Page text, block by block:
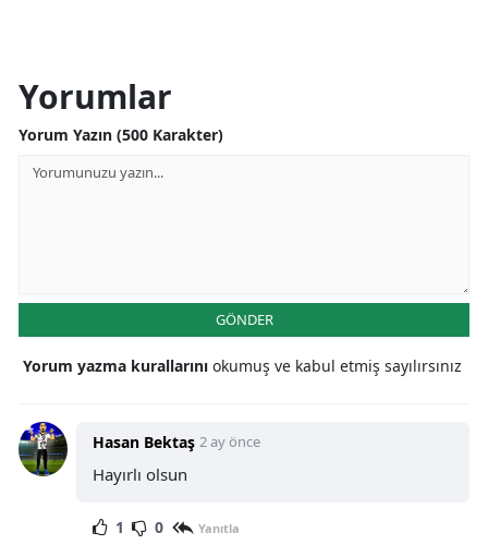
Yorumlar
Yorum Yazın (500 Karakter)
GÖNDER
Yorum yazma kurallarını okumuş ve kabul etmiş sayılırsınız
Hasan Bektaş 2 ay önce
Hayırlı olsun
1 0 Yanıtla